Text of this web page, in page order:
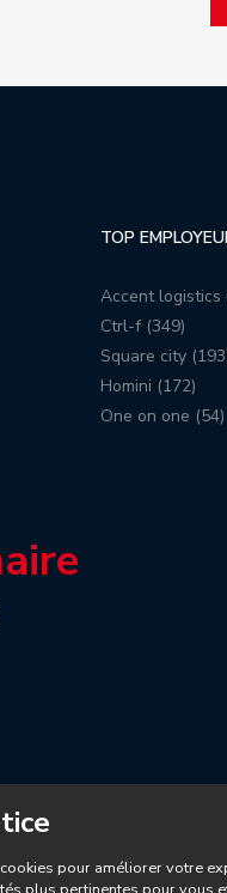
TOP
Accent logistics
Ctrl-f (349)
Square city
Homini (172)
One on one (54)
pour améliorer votre